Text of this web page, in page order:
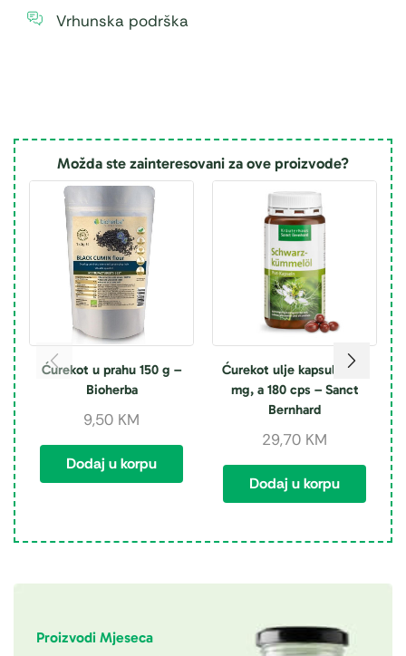
Vrhunska podrška
Možda ste zainteresovani za ove proizvode?
Ćurekot u prahu 150 g –
Bioherba
9,50 KM
Dodaj u korpu
Ćurekot ulje kapsule 500
mg, a 180 cps – Sanct
Bernhard
29,70 KM
Dodaj u korpu
Proizvodi Mjeseca